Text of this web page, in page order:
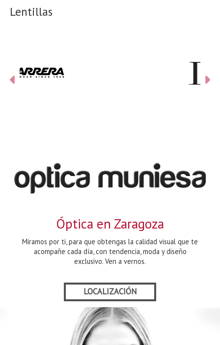
Lentillas
Anterior
Óptica en Zaragoza
Miramos por ti, para que obtengas la calidad visual que te
acompañe cada día, con tendencia, moda y diseño
exclusivo. Ven a vernos.
LOCALIZACIÓN